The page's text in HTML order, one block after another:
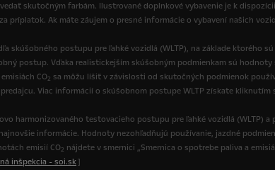
skutočným farbám. Ilustrované doplnkové vybavenie je k
Ak máte záujem o presné informácie o vybavení našich
skúšobného postupu pre ľahké vozidlá (WLTP), na základe ktorého
postup. Vďaka realistickejším skúšobným podmienkam sú
CO2 sa môžu líšiť v závislosti od skutočných podmienok
Viac informácií o skúšobnom postupe WLTP získate kliknutím
harmonizovaného testovacieho postupu pre ľahké vozidlá (WLTP)
informácie. Hodnoty nezohľadňujú používanie, jazdné
emisií CO2 nájdete v smernici „Smernica o spotrebe paliva a
inšpekcia - soi.sk]